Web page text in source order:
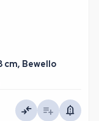
Bewello